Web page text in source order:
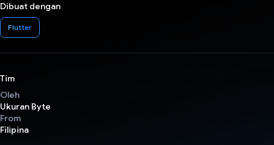
Dibuat dengan
Flutter
Tim
Oleh
Ukuran Byte
From
Filipina